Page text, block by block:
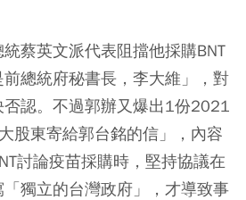
蔡英文派代表阻擋他採購BNT
總統府秘書長，李大維」，對
認。不過郭辦又爆出1份2021
股東寄給郭台銘的信」，內容
討論疫苗採購時，堅持協議在
獨立的台灣政府」，才導致事